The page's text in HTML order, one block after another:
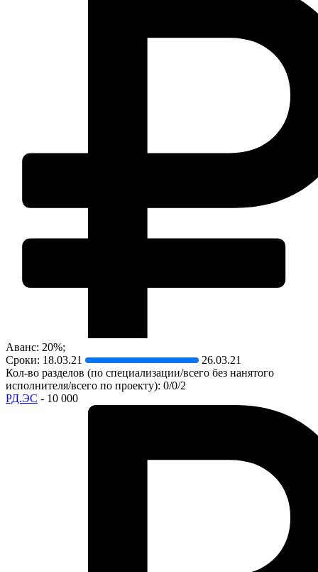
Аванс: 20%;
Сроки: 18.03.21
26.03.21
Кол-во разделов (по специализации/всего без нанятого
исполнителя/всего по проекту): 0/0/2
РД.ЭС - 10 000